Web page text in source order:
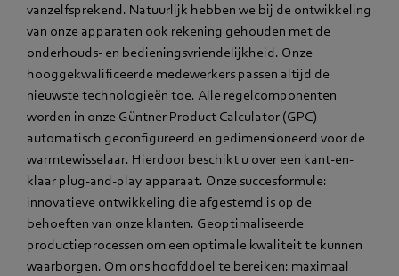
vanzelfsprekend. Natuurlijk hebben we bij de ontwikkeling
van onze apparaten ook rekening gehouden met de
onderhouds- en bedieningsvriendelijkheid. Onze
hooggekwalificeerde medewerkers passen altijd de
nieuwste technologieën toe. Alle regelcomponenten
worden in onze Güntner Product Calculator (GPC)
automatisch geconfigureerd en gedimensioneerd voor de
warmtewisselaar. Hierdoor beschikt u over een kant-en-
klaar plug-and-play apparaat. Onze succesformule:
innovatieve ontwikkeling die afgestemd is op de
behoeften van onze klanten. Geoptimaliseerde
productieprocessen om een optimale kwaliteit te kunnen
waarborgen. Om ons hoofddoel te bereiken: maximaal